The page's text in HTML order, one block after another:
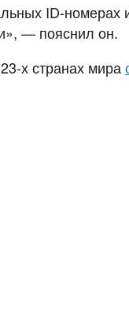
ID-номерах
— пояснил он.
х странах мира